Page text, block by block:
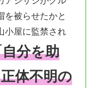
を被らせたかと
小屋に監禁され
分を助
体不明の